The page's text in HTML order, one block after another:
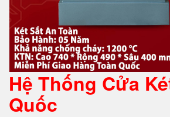
Hệ Thống Cửa
Quốc